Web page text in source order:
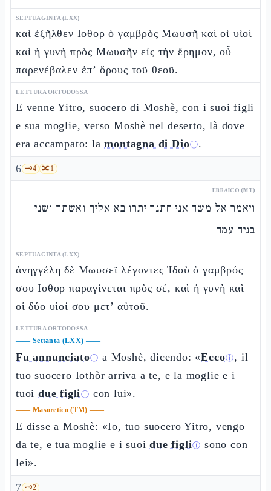
SEPTUAGINTA (LXX)
καὶ ἐξῆλθεν Ιοθορ ὁ γαμβρὸς Μωυσῆ καὶ οἱ υἱοὶ
καὶ ἡ γυνὴ πρὸς Μωυσῆν εἰς τὴν ἔρημον, οὗ
παρενέβαλεν ἐπ’ ὄρους τοῦ θεοῦ.
LETTURA ORTODOSSA
E venne Yitro, suocero di Moshè, con i suoi figli
e sua moglie, verso Moshè nel deserto, là dove
era accampato: lamontagna di Dioⓘ.
6 🗝️4 🔀1
EBRAICO (MT)
ויאמר אל משה אני חתנך יתרו בא אליך ואשתך ושני
בניה עמה
SEPTUAGINTA (LXX)
ἀνηγγέλη δὲ Μωυσεῖ λέγοντες Ἰδοὺ ὁ γαμβρός
σου Ιοθορ παραγίνεται πρὸς σέ, καὶ ἡ γυνὴ καὶ
οἱ δύο υἱοί σου μετ’ αὐτοῦ.
LETTURA ORTODOSSA
—— Settanta (LXX) ——
Fu annunciatoⓘ a Moshè, dicendo: «Eccoⓘ, il
tuo suocero Iothòr arriva a te, e la moglie e i
tuoi due figliⓘ con lui».
—— Masoretico (TM) ——
E disse a Moshè: «Io, tuo suocero Yitro, vengo
da te, e tua moglie e i suoidue figliⓘ sono con
lei».
7 🗝️2